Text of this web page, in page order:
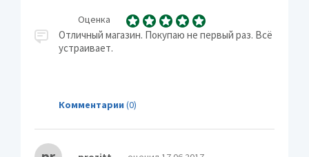
Оценка
Отличный магазин. Покупаю не первый раз. Всё
устраивает.
Комментарии (0)